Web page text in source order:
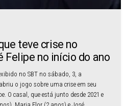
teve crise no
Felipe no início do ano
no SBT no sábado, 3, a
o jogo sobre uma crise em seu
O casal, que está junto desde 2021 e